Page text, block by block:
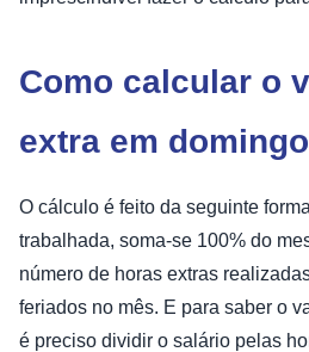
Como calcular o
extra em
O cálculo é feito da seguinte
trabalhada, soma-se 100% do
número de horas extras
feriados no mês. E para saber o
é preciso dividir o salário pelas